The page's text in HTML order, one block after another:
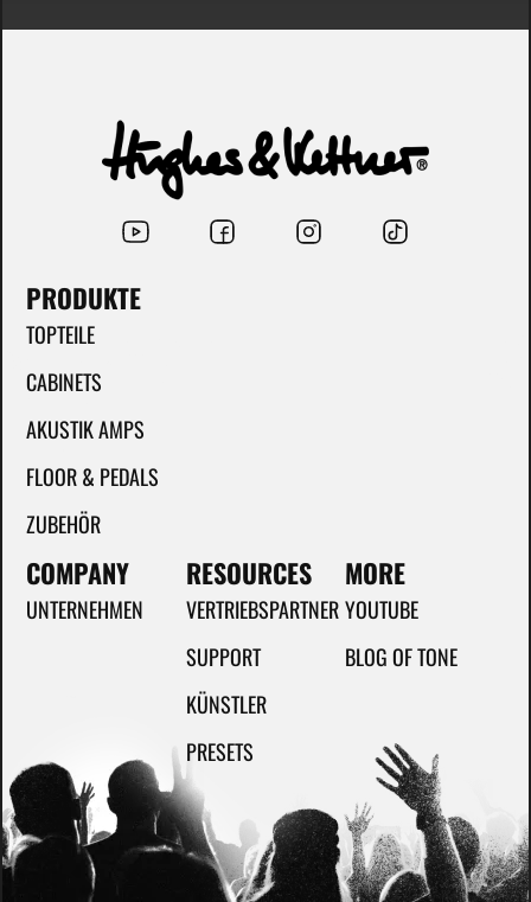
PRODUKTE
TOPTEILE
CABINETS
AKUSTIK AMPS
FLOOR & PEDALS
ZUBEHÖR
COMPANY
UNTERNEHMEN
RESOURCES
VERTRIEBSPARTNER
SUPPORT
KÜNSTLER
PRESETS
MORE
YOUTUBE
BLOG OF TONE